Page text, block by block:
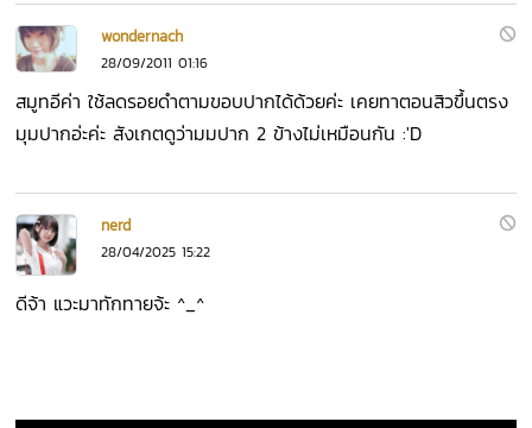
wondernach
28/09/2011 01:16
สมูทอีค่า ใช้ลดรอยดำตามขอบปากได้ด้วยค่ะ เคยทาตอนสิวขึ้นตรง
มุมปากอ่ะค่ะ สังเกตดูว่ามมปาก 2 ข้างไม่เหมือนกัน :'D
nerd
28/04/2025 15:22
ดีจ้า แวะมาทักทายจ้ะ ^_^